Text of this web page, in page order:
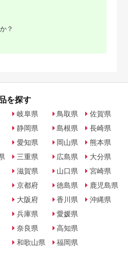
？
を探す
岐阜県
静岡県
愛知県
三重県
滋賀県
京都府
大阪府
兵庫県
奈良県
和歌山県
鳥取県
島根県
岡山県
広島県
山口県
徳島県
香川県
愛媛県
高知県
福岡県
佐賀県
長崎県
熊本県
大分県
宮崎県
鹿児島県
沖縄県